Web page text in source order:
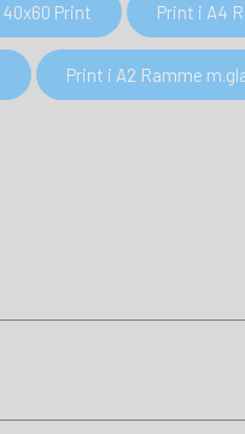
40x60 Print Print i A4
Print i A2 Ramme